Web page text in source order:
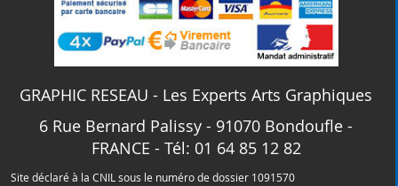
GRAPHIC RESEAU - Les Experts Arts Graphiques
6 Rue Bernard Palissy - 91070 Bondoufle -
FRANCE - Tél: 01 64 85 12 82
Site déclaré à la CNIL sous le numéro de dossier 1091570